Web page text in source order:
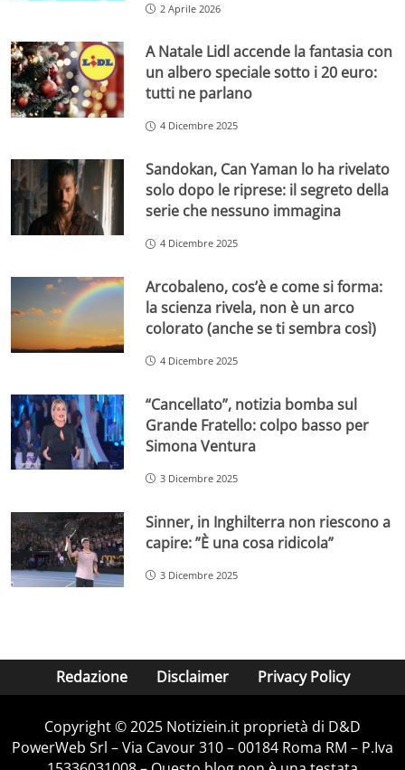
2 Aprile 2026
A Natale Lidl accende la fantasia con
un albero speciale sotto i 20 euro:
tutti ne parlano
4 Dicembre 2025
Sandokan, Can Yaman lo ha rivelato
solo dopo le riprese: il segreto della
serie che nessuno immagina
4 Dicembre 2025
Arcobaleno, cos’è e come si forma:
la scienza rivela, non è un arco
colorato (anche se ti sembra così)
4 Dicembre 2025
“Cancellato”, notizia bomba sul
Grande Fratello: colpo basso per
Simona Ventura
3 Dicembre 2025
Sinner, in Inghilterra non riescono a
capire: ”È una cosa ridicola”
3 Dicembre 2025
Redazione Disclaimer Privacy Policy
Copyright © 2025 Notiziein.it proprietà di D&D
PowerWeb Srl – Via Cavour 310 – 00184 Roma RM – P.Iva